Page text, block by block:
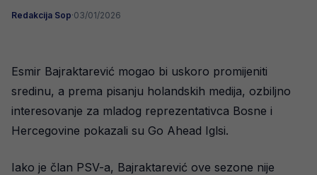
Redakcija Sop·03/01/2026
Esmir Bajraktarević mogao bi uskoro promijeniti
sredinu, a prema pisanju holandskih medija, ozbiljno
interesovanje za mladog reprezentativca Bosne i
Hercegovine pokazali su Go Ahead Iglsi.
Iako je član PSV-a, Bajraktarević ove sezone nije